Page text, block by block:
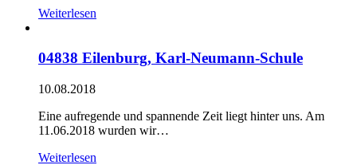
Weiterlesen
04838 Eilenburg, Karl-Neumann-Schule
10.08.2018
Eine aufregende und spannende Zeit liegt hinter uns. Am
11.06.2018 wurden wir…
Weiterlesen